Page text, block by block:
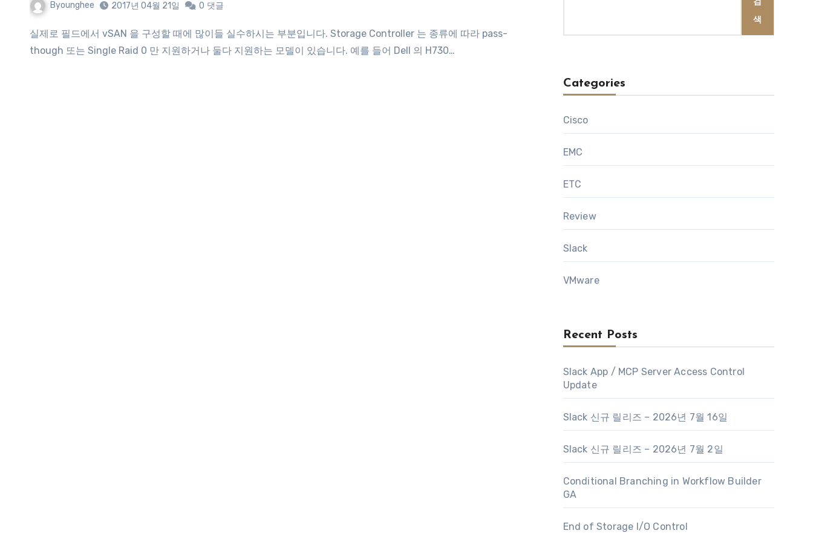
Byounghee 2017년 04월 21일 0 댓글
실제로 필드에서 vSAN 을 구성할 때에 많이들 실수하시는 부분입니다. Storage Controller 는 종류에 따라 pass-
though 또는 Single Raid 0 만 지원하거나 둘다 지원하는 모델이 있습니다. 예를 들어 Dell 의 H730…
색
Categories
Cisco
EMC
ETC
Review
Slack
VMware
Recent Posts
Slack App / MCP Server Access Control
Update
Slack 신규 릴리즈 – 2026년 7월 16일
Slack 신규 릴리즈 – 2026년 7월 2일
Conditional Branching in Workflow Builder
GA
End of Storage I/O Control